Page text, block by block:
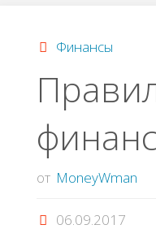
Финансы
от MoneyWman
06.09.2017